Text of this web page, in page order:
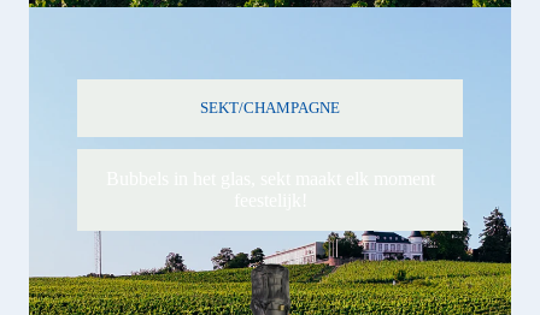
SEKT/CHAMPAGNE